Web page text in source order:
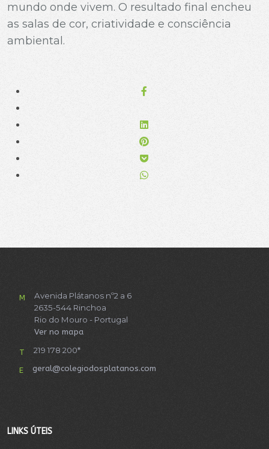
mundo onde vivem. O resultado final encheu
as salas de cor, criatividade e consciência
ambiental.
M
Avenida Plátanos nº2 a 6
2635-544 Rinchoa
Rio do Mouro - Portugal
Ver no mapa
T 219 178 200*
E geral@colegiodosplatanos.com
LINKS ÚTEIS